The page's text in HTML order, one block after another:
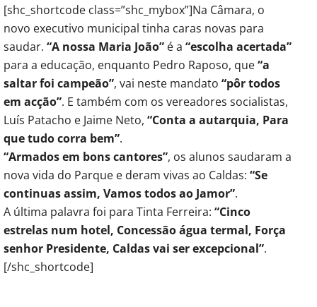
[shc_shortcode class=”shc_mybox”]Na Câmara, o
novo executivo municipal tinha caras novas para
saudar. “A nossa Maria João” é a “escolha acertada”
para a educação, enquanto Pedro Raposo, que“a
saltar foi campeão”, vai neste mandato “pôr todos
em acção”. E também com os vereadores socialistas,
Luís Patacho e Jaime Neto, “Conta a autarquia, Para
que tudo corra bem”.
“Armados em bons cantores”, os alunos saudaram a
nova vida do Parque e deram vivas ao Caldas: “Se
continuas assim, Vamos todos ao Jamor”.
A última palavra foi para Tinta Ferreira: “Cinco
estrelas num hotel, Concessão água termal, Força
senhor Presidente, Caldas vai ser excepcional”.
[/shc_shortcode]